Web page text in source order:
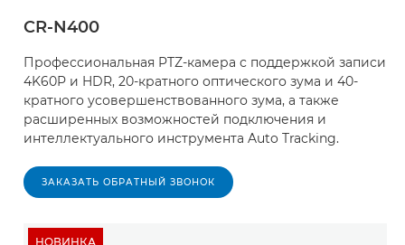
CR-N400
Профессиональная PTZ-камера с поддержкой записи
4K60P и HDR, 20-кратного оптического зума и 40-
кратного усовершенствованного зума, а также
расширенных возможностей подключения и
интеллектуального инструмента Auto Tracking.
ЗАКАЗАТЬ ОБРАТНЫЙ ЗВОНОК
НОВИНКА